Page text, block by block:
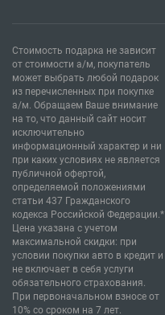
Стоимость подарка не зависит
от стоимости а/м, покупатель
может выбрать любой подарок
из перечисленных при покупке
а/м. Обращаем Ваше внимание
на то, что данный сайт носит
исключительно
информационный характер и ни
при каких условиях не является
публичной офертой,
определяемой положениями
статьи 437 Гражданского
кодекса Российской Федерации.*
Цена указана с учетом
максимальной скидки: при
условии покупки авто в кредит и
не включает в себя услуги
обязательного страхования.
При первоначальном взносе от
10% со сроком на 7 лет.